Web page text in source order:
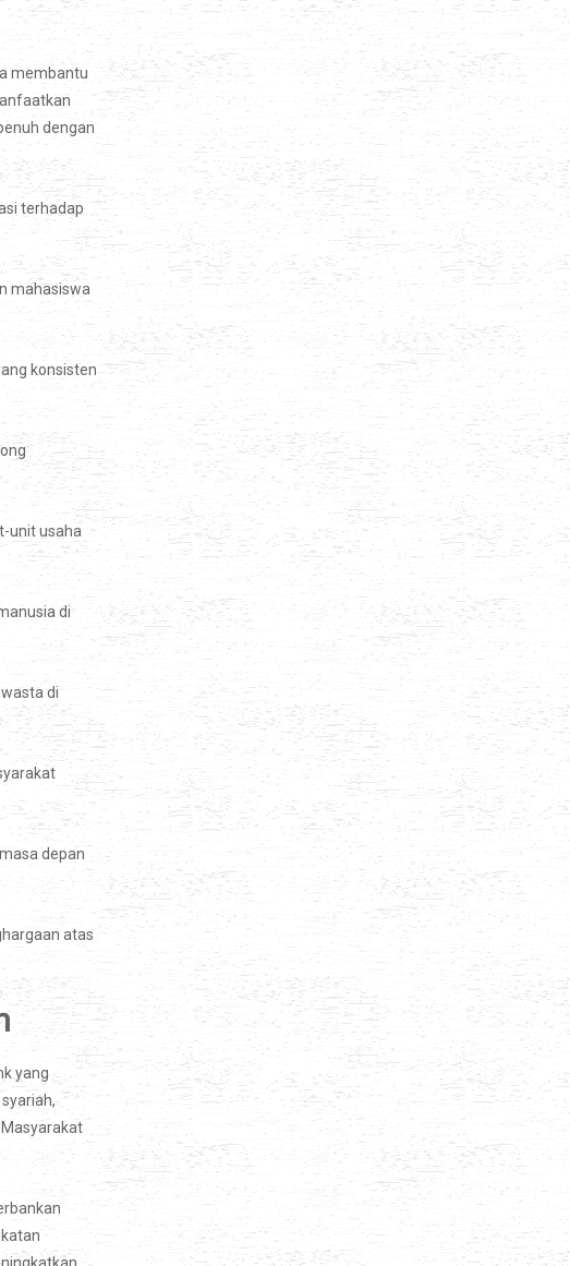
membantu
dengan
terhadap
mahasiswa
konsisten
unit usaha
di
di
depan
atas
yang